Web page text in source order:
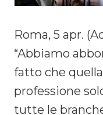
Roma, 5 apr.
“Abbiamo
fatto che
professione
tutte le